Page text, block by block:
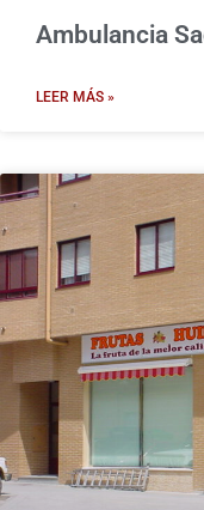
Ambulancia
LEER MÁS »